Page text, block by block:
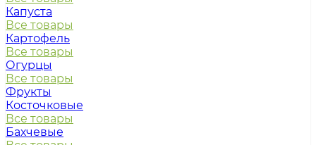
Капуста
Все товары
Картофель
Все товары
Огурцы
Все товары
Фрукты
Косточковые
Все товары
Бахчевые